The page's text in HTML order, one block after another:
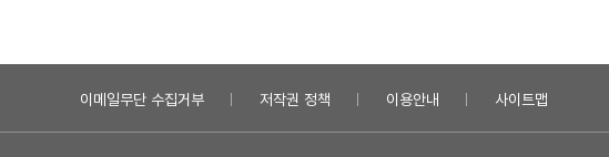
이메일무단 수집거부 저작권 정책 이용안내 사이트맵